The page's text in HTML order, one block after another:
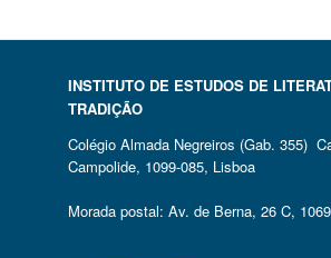
INSTITUTO DE ESTUDOS DE
TRADIÇÃO
Colégio Almada Negreiros (Gab. 355)
Campolide, 1099-085, Lisboa
Morada postal: Av. de Berna, 26 C,